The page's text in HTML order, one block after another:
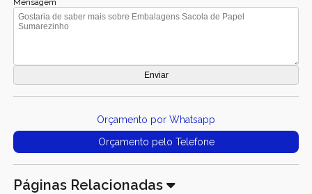
Mensagem
Orçamento por Whatsapp
Orçamento pelo Telefone
Páginas Relacionadas